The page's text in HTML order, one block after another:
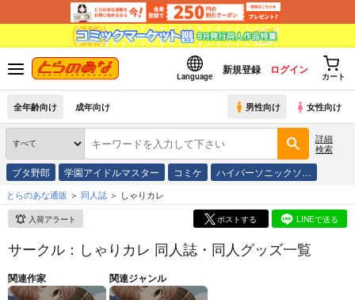
Language
新規登録 ログイン
カート
全年齢向け 成年向け 男性向け 女性向け
詳細
検索
ブタ野郎 学園アイドルマスター コミケ ハイパーソニックソ…
とらのあな通販 同人誌 しゃりカレ
入荷アラート ポストする LINEで送る
サークル：しゃりカレ 同人誌・同人グッズ一覧
関連作家 関連ジャンル